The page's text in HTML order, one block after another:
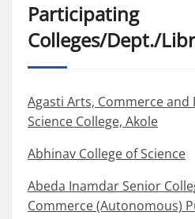
Participating
Colleges/Dept./
Agasti Arts, Commerce and
Science College, Akole
Abhinav College of Science
Abeda Inamdar Senior
Commerce (Autonomous)